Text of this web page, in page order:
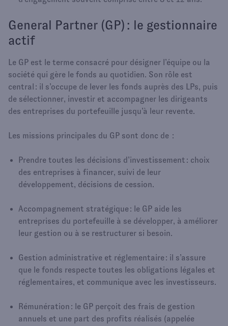
General Partner (GP) : le gestionnaire
actif
Le GP est le terme consacré pour désigner l’équipe ou la
société qui gère le fonds au quotidien. Son rôle est
central : il s’occupe de lever les fonds auprès des LPs, puis
de sélectionner, investir et accompagner les dirigeants
des entreprises du portefeuille jusqu’à leur revente.
Les missions principales du GP sont donc de :
Prendre toutes les décisions d’investissement : choix
des entreprises à financer, suivi de leur
développement, décisions de cession.
Accompagnement stratégique : le GP aide les
entreprises du portefeuille à se développer, à améliorer
leur gestion ou à se restructurer si besoin.
Gestion administrative et réglementaire : il s’assure
que le fonds respecte toutes les obligations légales et
réglementaires, et communique avec les investisseurs.
Rémunération : le GP perçoit des frais de gestion
annuels et une part des profits réalisés (appelée